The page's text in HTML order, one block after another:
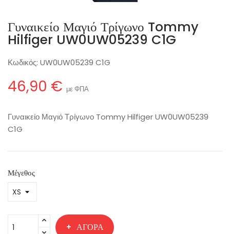
Γυναικείο Μαγιό Τρίγωνο Tommy
Hilfiger UW0UW05239 C1G
Κωδικός: UW0UW05239 C1G
46,90 € με ΦΠΑ
Γυναικείο Μαγιό Τρίγωνο Tommy Hilfiger UW0UW05239
C1G
Μέγεθος
ΑΓΟΡΆ